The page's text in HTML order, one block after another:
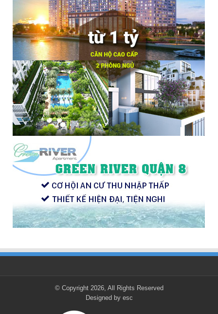
© Copyright 2026, All Rights Reserved
Designed by esc